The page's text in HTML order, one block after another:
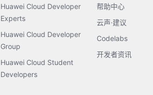
Huawei Cloud Developer
Experts
Huawei Cloud Developer
Group
Huawei Cloud Student
Developers
帮助中心
云声·建议
Codelabs
开发者资讯